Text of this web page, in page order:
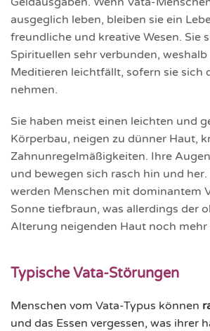
ausgeglich leben, bleiben sie ein
freundliche und kreative Wesen. Sie
Spirituellen sehr verbunden, weshalb
Meditieren leichtfällt, sofern sie sich
nehmen.
Sie haben meist einen leichten und
Körperbau, neigen zu dünner Haut,
Zahnunregelmäßigkeiten. Ihre
und bewegen sich rasch hin und
werden Menschen mit dominantem
Sonne tiefbraun, was allerdings der
Alterung neigenden Haut noch
Typische Vata-Störungen
Menschen vom Vata-Typus können
und das Essen vergessen, was ihrer